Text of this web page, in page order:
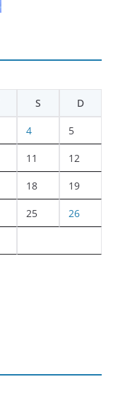
S D
4 5
11 12
18 19
25 26